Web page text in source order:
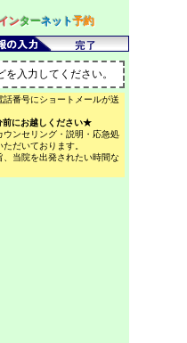
ンターネット予約
入力してください。
番号にショートメールが送
前にお越しください★
ンセリング・説明・応急処
だいております。
当院を出発されたい時間な